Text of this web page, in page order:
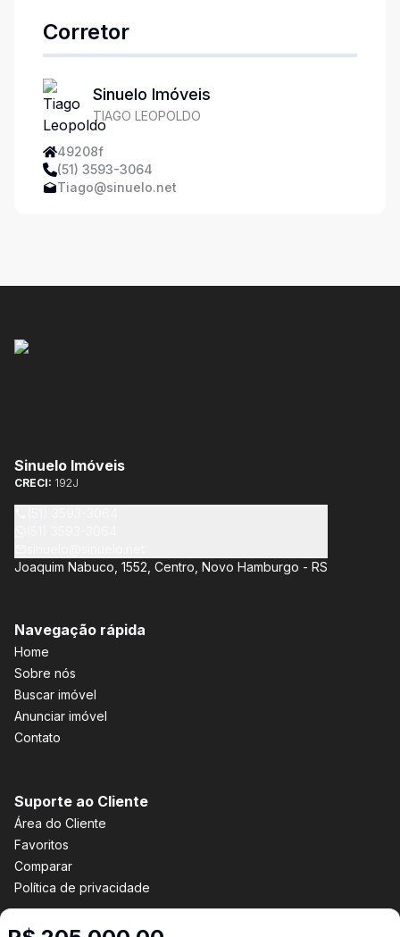
Corretor
Sinuelo Imóveis
TIAGO LEOPOLDO
49208f
(51) 3593-3064
Tiago@sinuelo.net
Sinuelo Imóveis
CRECI: 192J
Joaquim Nabuco, 1552, Centro, Novo Hamburgo - RS
Navegação rápida
Home
Sobre nós
Buscar imóvel
Anunciar imóvel
Contato
Suporte ao Cliente
Área do Cliente
Favoritos
Comparar
Política de privacidade